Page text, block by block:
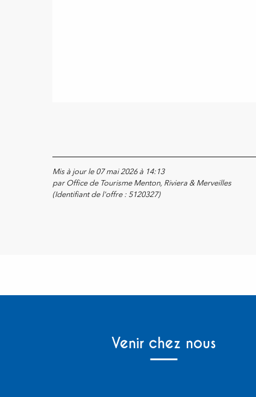
Mis à jour le 07 mai 2026 à 14:13
par Office de Tourisme Menton, Riviera & Merveilles
(Identifiant de l'offre : 5120327)
Venir chez nous